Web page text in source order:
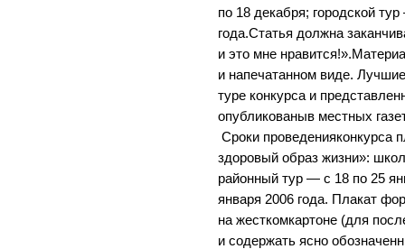
по 18 декабря; городской
года.Статья должна
и это мне
и напечатанном виде.
туре конкурса и
опубликованыв местных
Сроки проведенияконкурса
здоровый образ жизни»:
районный тур — с 18 по 25
января 2006 года. Плакат
на жесткомкартоне (для
и содержать ясно